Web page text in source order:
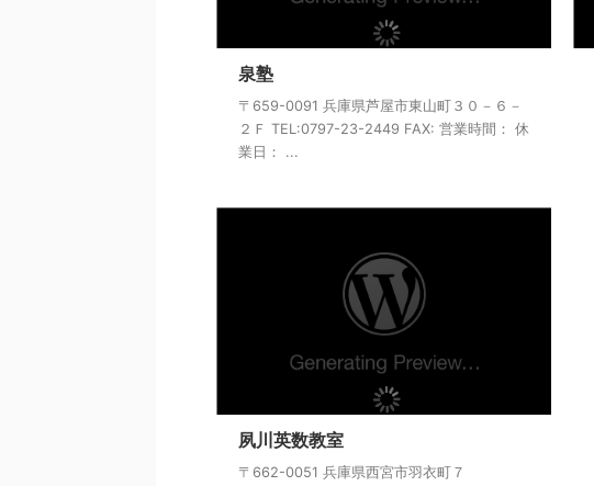
泉塾
〒659-0091 兵庫県芦屋市東山町３０－６－
２Ｆ TEL:0797-23-2449 FAX: 営業時間： 休
業日： ...
夙川英数教室
〒662-0051 兵庫県西宮市羽衣町７